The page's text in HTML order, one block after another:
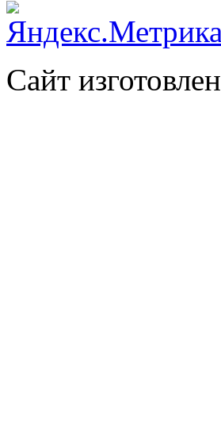
Сайт изготовлен